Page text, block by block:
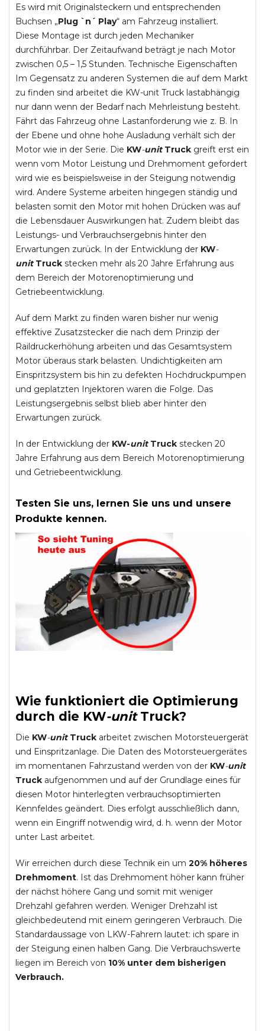
Es wird mit Originalsteckern und entsprechenden
Buchsen „Plug `n´ Play“ am Fahrzeug installiert.
Diese Montage ist durch jeden Mechaniker
durchführbar. Der Zeitaufwand beträgt je nach Motor
zwischen 0,5 – 1,5 Stunden. Technische Eigenschaften
Im Gegensatz zu anderen Systemen die auf dem Markt
zu finden sind arbeitet die KW-unit Truck lastabhängig
nur dann wenn der Bedarf nach Mehrleistung besteht.
Fährt das Fahrzeug ohne Lastanforderung wie z. B. In
der Ebene und ohne hohe Ausladung verhält sich der
Motor wie in der Serie. Die KW-unit Truck greift erst ein
wenn vom Motor Leistung und Drehmoment gefordert
wird wie es beispielsweise in der Steigung notwendig
wird. Andere Systeme arbeiten hingegen ständig und
belasten somit den Motor mit hohen Drücken was auf
die Lebensdauer Auswirkungen hat. Zudem bleibt das
Leistungs- und Verbrauchsergebnis hinter den
Erwartungen zurück. In der Entwicklung der KW-
unit Truck stecken mehr als 20 Jahre Erfahrung aus
dem Bereich der Motorenoptimierung und
Getriebeentwicklung.
Auf dem Markt zu finden waren bisher nur wenig
effektive Zusatzstecker die nach dem Prinzip der
Raildruckerhöhung arbeiten und das Gesamtsystem
Motor überaus stark belasten. Undichtigkeiten am
Einspritzsystem bis hin zu defekten Hochdruckpumpen
und geplatzten Injektoren waren die Folge. Das
Leistungsergebnis selbst blieb aber hinter den
Erwartungen zurück.
In der Entwicklung der KW-unitTruck stecken 20
Jahre Erfahrung aus dem Bereich Motorenoptimierung
und Getriebeentwicklung.
Testen Sie uns, lernen Sie uns und unsere
Produkte kennen.
Wie funktioniert die Optimierung
durch die KW-unit Truck?
Die KW-unit Truck arbeitet zwischen Motorsteuergerät
und Einspritzanlage. Die Daten des Motorsteuergerätes
im momentanen Fahrzustand werden von der KW-unit
Truck aufgenommen und auf der Grundlage eines für
diesen Motor hinterlegten verbrauchsoptimierten
Kennfeldes geändert. Dies erfolgt ausschließlich dann,
wenn ein Eingriff notwendig wird, d. h. wenn der Motor
unter Last arbeitet.
Wir erreichen durch diese Technik ein um 20% höheres
Drehmoment. Ist das Drehmoment höher kann früher
der nächst höhere Gang und somit mit weniger
Drehzahl gefahren werden. Weniger Drehzahl ist
gleichbedeutend mit einem geringeren Verbrauch. Die
Standardaussage von LKW-Fahrern lautet: ich spare in
der Steigung einen halben Gang. Die Verbrauchswerte
liegen im Bereich von 10% unter dem bisherigen
Verbrauch.